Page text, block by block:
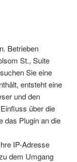
Betrieben
St., Suite
Sie eine
entsteht eine
und den
über die
das Plugin an die
IP-Adresse
dem Umgang